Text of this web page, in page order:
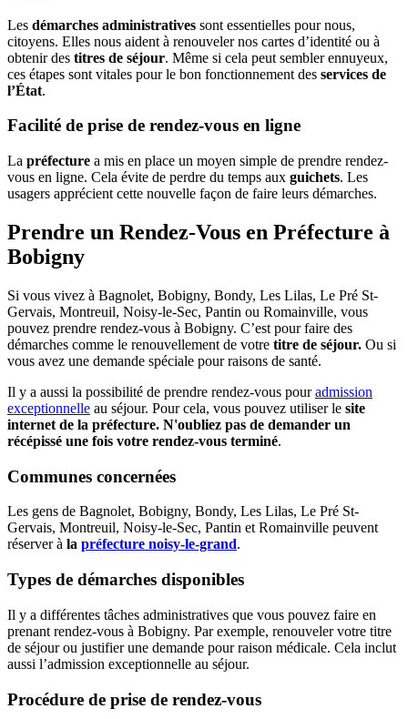
Les démarches administratives sont essentielles pour nous,
citoyens. Elles nous aident à renouveler nos cartes d’identité ou à
obtenir des titres de séjour. Même si cela peut sembler ennuyeux,
ces étapes sont vitales pour le bon fonctionnement des services de
l’État.
Facilité de prise de rendez-vous en ligne
La préfecture a mis en place un moyen simple de prendre rendez-
vous en ligne. Cela évite de perdre du temps aux guichets. Les
usagers apprécient cette nouvelle façon de faire leurs démarches.
Prendre un Rendez-Vous en Préfecture à
Bobigny
Si vous vivez à Bagnolet, Bobigny, Bondy, Les Lilas, Le Pré St-
Gervais, Montreuil, Noisy-le-Sec, Pantin ou Romainville, vous
pouvez prendre rendez-vous à Bobigny. C’est pour faire des
démarches comme le renouvellement de votre titre de séjour. Ou si
vous avez une demande spéciale pour raisons de santé.
Il y a aussi la possibilité de prendre rendez-vous pouradmission
exceptionnelle au séjour. Pour cela, vous pouvez utiliser le site
internet de la préfecture. N'oubliez pas de demander un
récépissé une fois votre rendez-vous terminé.
Communes concernées
Les gens de Bagnolet, Bobigny, Bondy, Les Lilas, Le Pré St-
Gervais, Montreuil, Noisy-le-Sec, Pantin et Romainville peuvent
réserver à la préfecture noisy-le-grand.
Types de démarches disponibles
Il y a différentes tâches administratives que vous pouvez faire en
prenant rendez-vous à Bobigny. Par exemple, renouveler votre titre
de séjour ou justifier une demande pour raison médicale. Cela inclut
aussi l’admission exceptionnelle au séjour.
Procédure de prise de rendez-vous